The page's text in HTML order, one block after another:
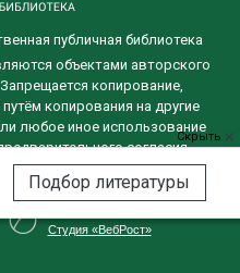
Скрыть
Подбор литературы
публичная библиотека
объектами авторского
копирование,
копирования на другие
любое иное использование
согласия
Студия «ВебРост»